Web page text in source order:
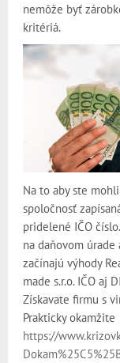
nemôže byť
kritériá.
Na to aby ste
spoločnosť
pridelené IČO
na daňovom
začínajú výhody
made s.r.o. IČO aj
Získavate firmu s
Prakticky okamžite
https://